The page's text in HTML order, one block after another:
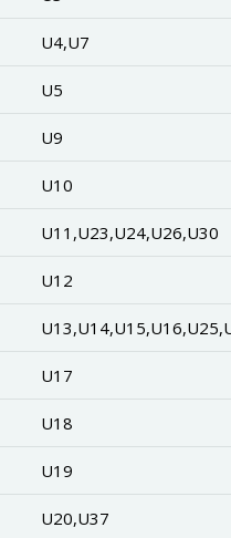
U4,U7
U5
U9
U10
U11,U23,U24,U26,U30
U12
U17
U18
U19
U20,U37